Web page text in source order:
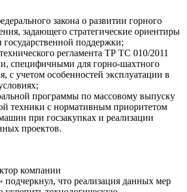
закона о развитии горного
задающего стратегические ориентиры
поддержки;
регламента ТР ТС 010/2011
специфичными для горно‑шахтного
с учетом особенностей эксплуатации в
программы по массовому выпуску
техники с нормативным приоритетом
при госзакупках и реализации
проектов.
компании
что реализация данных мер